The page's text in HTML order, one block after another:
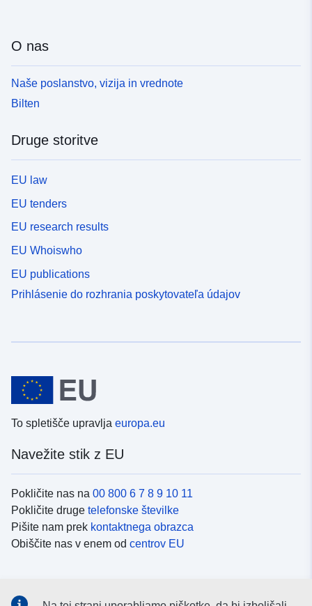
O nas
Naše poslanstvo, vizija in vrednote
Bilten
Druge storitve
EU law
EU tenders
EU research results
EU Whoiswho
EU publications
Prihlásenie do rozhrania poskytovateľa údajov
To spletišče upravlja europa.eu
Navežite stik z EU
Pokličite nas na 00 800 6 7 8 9 10 11
Pokličite druge telefonske številke
Pišite nam prek kontaktnega obrazca
Obiščite nas v enem od centrov EU